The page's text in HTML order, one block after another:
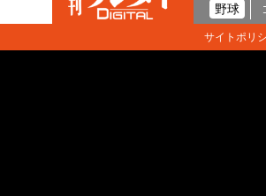
野球
サイトポリ